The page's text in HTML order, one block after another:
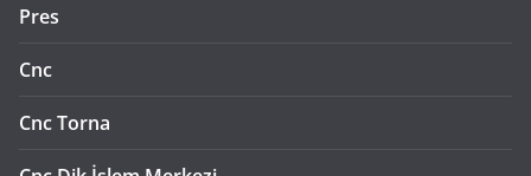
Pres
Cnc
Cnc Torna